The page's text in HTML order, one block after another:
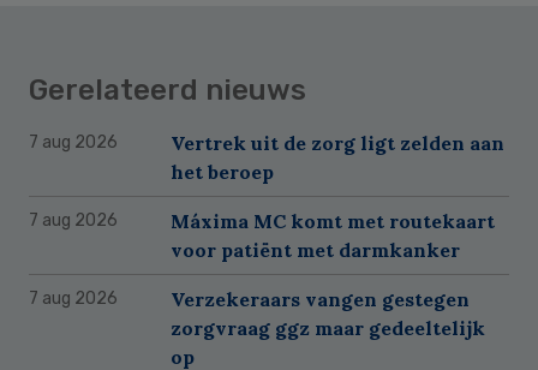
Gerelateerd nieuws
7 aug 2026
Vertrek uit de zorg ligt zelden aan
het beroep
7 aug 2026
Máxima MC komt met routekaart
voor patiënt met darmkanker
7 aug 2026
Verzekeraars vangen gestegen
zorgvraag ggz maar gedeeltelijk
op